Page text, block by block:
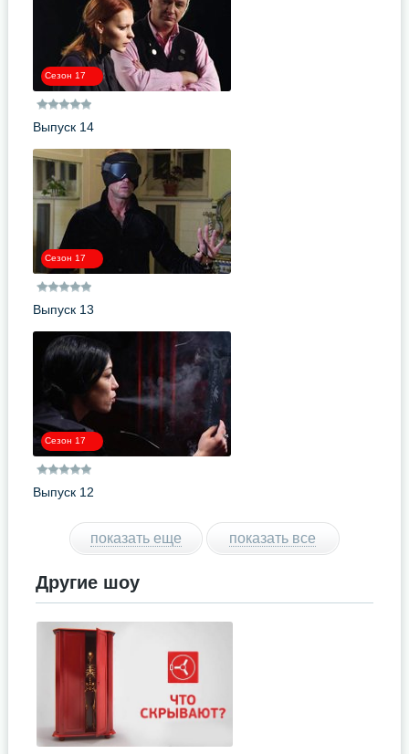
Сезон 17
Выпуск 14
Сезон 17
Выпуск 13
Сезон 17
Выпуск 12
показать еще показать все
Другие шоу